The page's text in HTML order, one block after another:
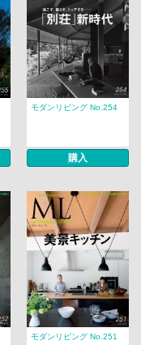
モダンリビング No.254
購入
モダンリビング No.251